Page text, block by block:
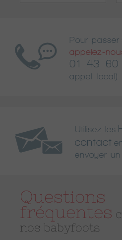
Pour passer
appelez-
01 43
appel local)
Utilisez les
contact
envoyer un
Questions
fréquentes​
nos babyfoots